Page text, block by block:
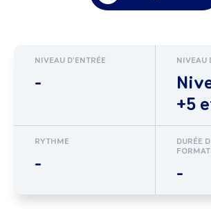
NIVEAU D'ENTRÉE
-
NIVEAU
+5
RYTHME
-
DURÉE
-